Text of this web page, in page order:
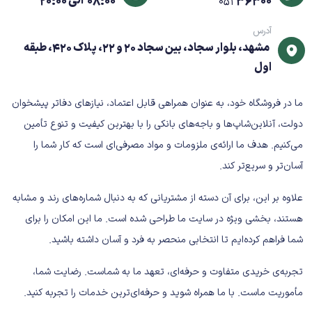
مشخصات فنی کلیدی
نوع محصول: کاغذ تحریر
سایز: A5
گرماژ: (معمولاً 70، 75 یا 80 گرم – بسته به برند)
رنگ: سفید
کاربرد: چاپ، کپی و نوشتار
وضعیت کالا: نو
متفاوت است.
مزایای کاغذ A5
✔ ابعاد کوچک و کاربردی
✔ مصرف اقتصادی‌تر نسبت به A4
آدرس
مشهد، بلوار سجاد، بین سجاد 20 و 22، پلاک 420، طبقه
اول
ما در فروشگاه خود، به عنوان همراهی قابل اعتماد، نیازهای دفاتر پیشخوان
دولت، آنلاین‌شاپ‌ها و باجه‌های بانکی را با بهترین کیفیت و تنوع تأمین
می‌کنیم. هدف ما ارائه‌ی ملزومات و مواد مصرفی‌ای است که کار شما را
آسان‌تر و سریع‌تر کند.
علاوه بر این، برای آن دسته از مشتریانی که به دنبال شماره‌های رند و مشابه
هستند، بخشی ویژه در سایت ما طراحی شده است. ما این امکان را برای
شما فراهم کرده‌ایم تا انتخابی منحصر به فرد و آسان داشته باشید.
تجربه‌ی خریدی متفاوت و حرفه‌ای، تعهد ما به شماست. رضایت شما،
مأموریت ماست. با ما همراه شوید و حرفه‌ای‌ترین خدمات را تجربه کنید.